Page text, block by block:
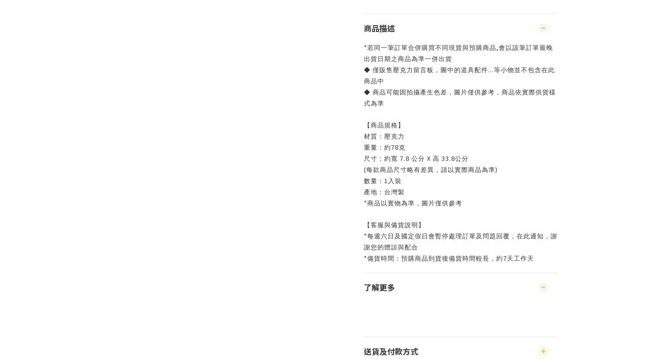
商品描述
*若同一筆訂單合併購買不同現貨與預購商品 ,會以該筆訂單最晚
出貨日期之商品為準一併出貨
◆ 僅販售壓克力留言板，圖中的道具配件...等小物並不包含在此
商品中
◆ 商品可能因拍攝產生色差，圖片僅供參考，商品依實際供貨樣
式為準
【商品規格】
材質：壓克力
重量：約78克
尺寸：約寬 7.8 公分 X 高 33.8公分
(每款商品尺寸略有差異，請以實際商品為準)
數量： 1 入裝
產地：台灣製
*商品以實物為準，圖片僅供參考
【客服與備貨說明】
*每週六日及國定假日會暫停處理訂單及問題回覆，在此通知，謝
謝您的體諒與配合
*備貨時間：預購商品到貨後備貨時間較長，約7天工作天
了解更多
送貨及付款方式